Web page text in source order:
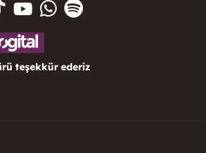
teşekkür ederiz